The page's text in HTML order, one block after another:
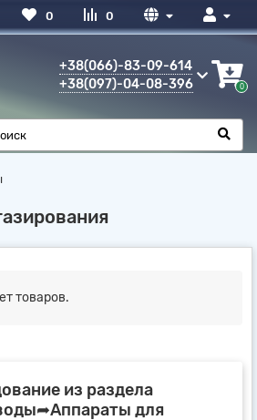
0
0
+38(066)-83-09-614
+38(097)-04-08-396
0
товаров.
из раздела
для